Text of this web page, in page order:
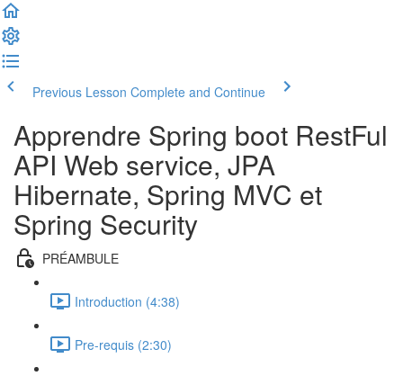
Previous Lesson Complete and Continue
Apprendre Spring boot RestFul
API Web service, JPA
Hibernate, Spring MVC et
Spring Security
PRÉAMBULE
Introduction (4:38)
Pre-requis (2:30)